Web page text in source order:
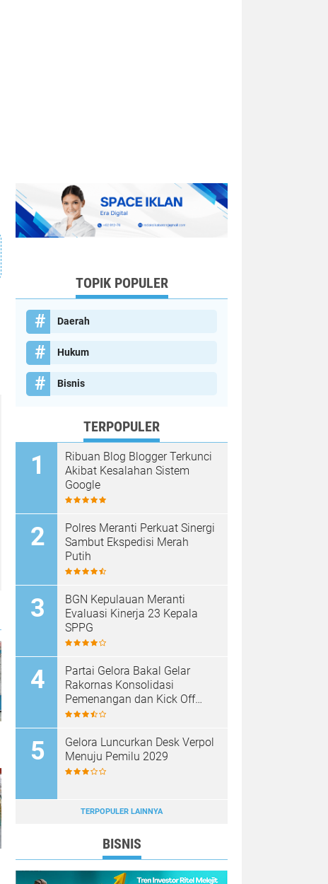
TOPIK POPULER
Daerah
Hukum
Bisnis
TERPOPULER
Ribuan Blog Blogger Terkunci
Akibat Kesalahan Sistem
Google
Polres Meranti Perkuat Sinergi
Sambut Ekspedisi Merah
Putih
BGN Kepulauan Meranti
Evaluasi Kinerja 23 Kepala
SPPG
Partai Gelora Bakal Gelar
Rakornas Konsolidasi
Pemenangan dan Kick Off
Pencalegan
Gelora Luncurkan Desk Verpol
Menuju Pemilu 2029
TERPOPULER LAINNYA
BISNIS